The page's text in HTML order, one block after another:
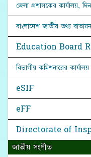
জেলা প্রশাসকের কার্যালয়,
বাংলাদেশ জাতীয় তথ্য বাতায়ন
Education Board
বিভাগীয় কমিশনারের কার্যালয়
eSIF
eFF
Directorate of
জাতীয় সংগীত